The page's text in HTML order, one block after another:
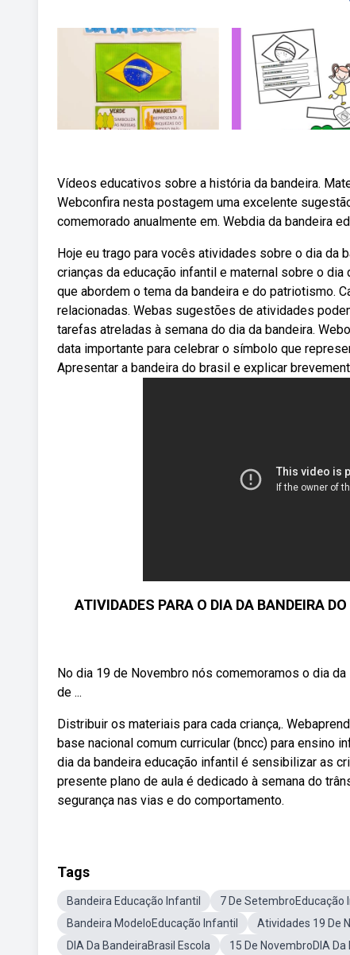
Vídeos educativos sobre a história da bandeira.
Webconfira nesta postagem uma excelente
comemorado anualmente em. Webdia da bandeira
Hoje eu trago para vocês atividades sobre o dia da
crianças da educação infantil e maternal sobre o
que abordem o tema da bandeira e do patriotismo.
relacionadas. Webas sugestões de atividades
tarefas atreladas à semana do dia da bandeira.
data importante para celebrar o símbolo que
Apresentar a bandeira do brasil e explicar
ATIVIDADES PARA O DIA DA BANDEIRA
No dia 19 de Novembro nós comemoramos o dia
de ...
Distribuir os materiais para cada criança,.
base nacional comum curricular (bncc) para ensino
dia da bandeira educação infantil é sensibilizar as
presente plano de aula é dedicado à semana do
segurança nas vias e do comportamento.
Tags
Bandeira Educação Infantil 7 De SetembroEducação
Bandeira ModeloEducação Infantil
Atividades 19 De
DIA Da BandeiraBrasil Escola
15 De NovembroDIA Da